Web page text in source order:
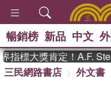
暢銷榜 新品 中文
標大獎肯定！A.F.
三民網路書店
外文書